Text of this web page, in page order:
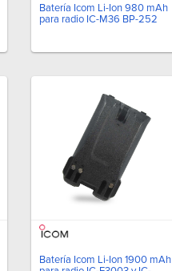
Batería Icom Li-Ion 980 mAh
para radio IC-M36 BP-252
Batería Icom Li-Ion 1900 mAh